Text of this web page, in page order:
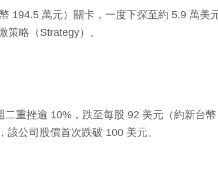
194.5 萬元）關卡，一度下探至約 5.9 萬
策略（Strategy）。
重挫逾 10%，跌至每股 92 美元（約新台
公司股價首次跌破 100 美元。